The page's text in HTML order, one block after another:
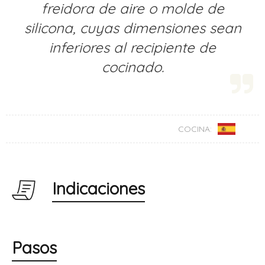
freidora de aire o molde de
silicona, cuyas dimensiones sean
inferiores al recipiente de
cocinado.
COCINA:
Indicaciones
Pasos